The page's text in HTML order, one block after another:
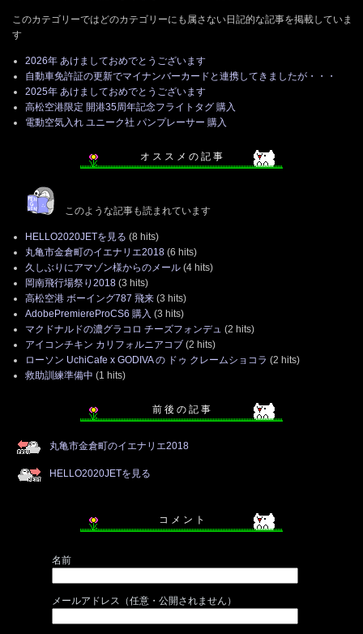
このカテゴリーではどのカテゴリーにも属さない日記的な記事を掲載していま
す
2026年 あけましておめでとうございます
自動車免許証の更新でマイナンバーカードと連携してきましたが・・・
2025年 あけましておめでとうございます
高松空港限定 開港35周年記念フライトタグ 購入
電動空気入れ ユニーク社 パンプレーサー 購入
オ ス ス メ の 記 事
このような記事も読まれています
HELLO2020JETを見る (8 hits)
丸亀市金倉町のイエナリエ2018 (6 hits)
久しぶりにアマゾン様からのメール (4 hits)
岡南飛行場祭り2018 (3 hits)
高松空港 ボーイング787 飛来 (3 hits)
AdobePremiereProCS6 購入 (3 hits)
マクドナルドの濃グラコロ チーズフォンデュ (2 hits)
アイコンチキン カリフォルニアコブ (2 hits)
ローソン UchiCafe x GODIVA の ドゥ クレームショコラ (2 hits)
救助訓練準備中 (1 hits)
前 後 の 記 事
丸亀市金倉町のイエナリエ2018
HELLO2020JETを見る
コ メ ン ト
名前
メールアドレス（任意・公開されません）